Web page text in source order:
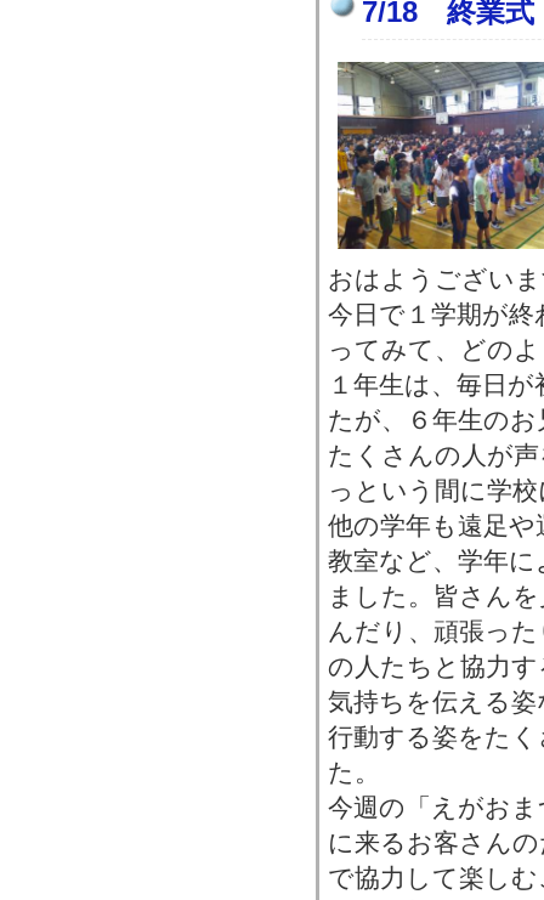
7/18 終業
おはようござい
今日で１学期が
ってみて、どの
１年生は、毎日
たが、６年生の
たくさんの人が
っという間に学
他の学年も遠足や
教室など、学年
ました。皆さん
んだり、頑張っ
の人たちと協力
気持ちを伝える
行動する姿をた
た。
今週の「えがお
に来るお客さん
で協力して楽し